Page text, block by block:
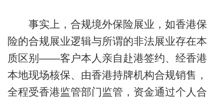
事实上，合规境外保险展业，如香港保
险的合规展业逻辑与所谓的非法展业存在本
质区别——客户本人亲自赴港签约、经香港
本地现场核保、由香港持牌机构合规销售，
全程受香港监管部门监管，资金通过个人合